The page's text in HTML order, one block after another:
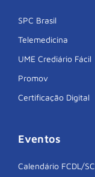
SPC Brasil
Telemedicina
UME Crediário Fácil
Promov
Certificação Digital
Eventos
Calendário FCDL/SC